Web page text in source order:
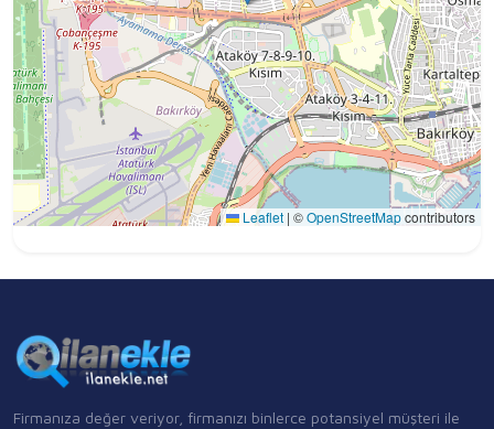
Leaflet | ©OpenStreetMapcontributors
Firmanıza değer veriyor, firmanızı binlerce potansiyel müşteri ile